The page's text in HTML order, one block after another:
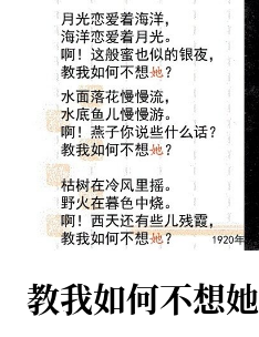
教我如何不想她